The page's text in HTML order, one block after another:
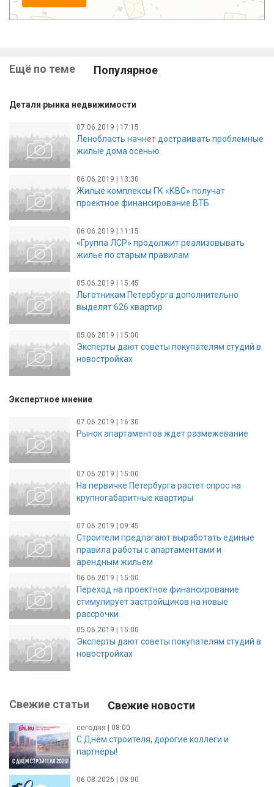
Ещё по теме Популярное
Детали рынка недвижимости
07.06.2019 | 17:15
Ленобласть начнет достраивать проблемные
жилые дома осенью
06.06.2019 | 13:30
Жилые комплексы ГК «КВС» получат
проектное финансирование ВТБ
06.06.2019 | 11:15
«Группа ЛСР» продолжит реализовывать
жилье по старым правилам
05.06.2019 | 15:45
Льготникам Петербурга дополнительно
выделят 626 квартир
05.06.2019 | 15:00
Эксперты дают советы покупателям студий в
новостройках
Экспертное мнение
07.06.2019 | 16:30
Рынок апартаментов ждет размежевание
07.06.2019 | 15:00
На первичке Петербурга растет спрос на
крупногабаритные квартиры
07.06.2019 | 09:45
Строители предлагают выработать единые
правила работы с апартаментами и
арендным жильем
06.06.2019 | 15:00
Переход на проектное финансирование
стимулирует застройщиков на новые
рассрочки
05.06.2019 | 15:00
Эксперты дают советы покупателям студий в
новостройках
Свежие статьи Свежие новости
сегодня | 08:00
С Днём строителя, дорогие коллеги и
партнёры!
06.08.2026 | 08:00